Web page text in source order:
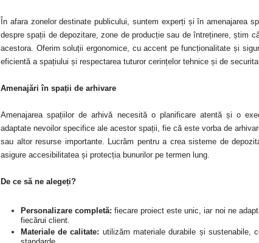
În afara zonelor destinate publicului, suntem experți și în amenajarea
despre spații de depozitare, zone de producție sau de întreținere, știm
acestora. Oferim soluții ergonomice, cu accent pe funcționalitate și
eficientă a spațiului și respectarea tuturor cerințelor tehnice și de
Amenajări în spații de arhivare
Amenajarea spațiilor de arhivă necesită o planificare atentă și o
adaptate nevoilor specifice ale acestor spații, fie că este vorba de
sau altor resurse importante. Lucrăm pentru a crea sisteme de
asigure accesibilitatea și protecția bunurilor pe termen lung.
De ce să ne alegeți?
Personalizare completă: fiecare proiect este unic, iar noi ne
fiecărui client.
Materiale de calitate: utilizăm materiale durabile și sustenabile,